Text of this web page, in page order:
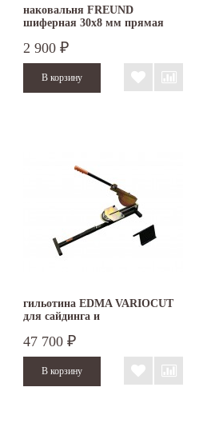
наковальня FREUND
шиферная 30х8 мм прямая
2 900 ₽
гильотина EDMA VARIOCUT
для сайдинга и
47 700 ₽